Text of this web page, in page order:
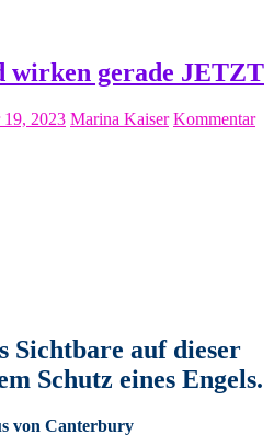
wirken gerade JETZT
19, 2023 Marina Kaiser Kommentar
Sichtbare auf dieser
Schutz eines Engels.
von Canterbury